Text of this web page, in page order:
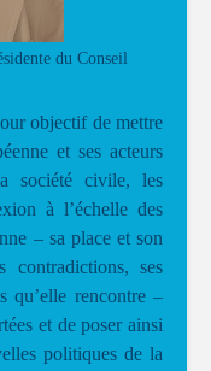
du Conseil
objectif de mettre
et ses acteurs
société civile, les
à l’échelle des
– sa place et son
contradictions, ses
qu’elle rencontre –
et de poser ainsi
politiques de la